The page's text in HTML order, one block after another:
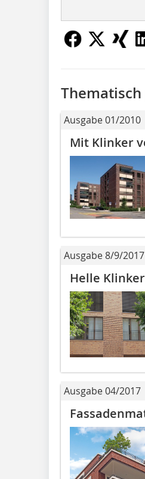
Ausgabe 01/2010
Mit Klinker
Ausgabe 8/9/2017
Helle
Ausgabe 04/2017